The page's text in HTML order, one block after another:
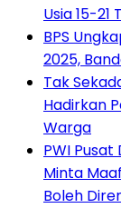
Usia 15-21
BPS
2025,
Tak
Hadirkan
Warga
PWI
Minta
Boleh